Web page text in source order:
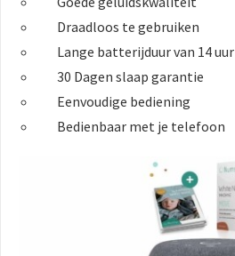
Draadloos te gebruiken
Lange batterijduur van 14 uur
30 Dagen slaap garantie
Eenvoudige bediening
Bedienbaar met je telefoon